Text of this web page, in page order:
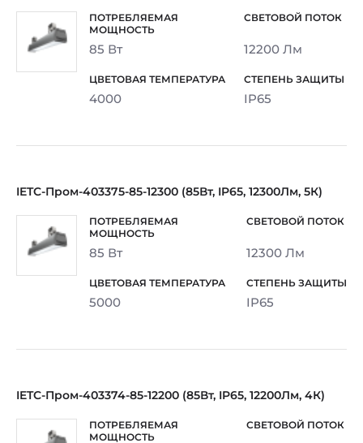
85 Вт 12200 Лм
4000 IP65
IETC-Пром-403375-85-12300 (85Вт, IP65, 12300Лм, 5К)
85 Вт 12300 Лм
5000 IP65
IETC-Пром-403374-85-12200 (85Вт, IP65, 12200Лм, 4К)